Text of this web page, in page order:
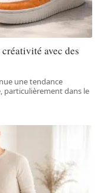
avec des
une tendance
particulièrement dans le